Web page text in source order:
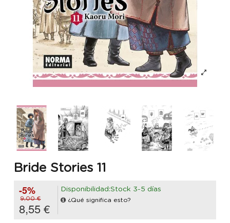
Bride Stories 11
-5%
9,00 €
8,55 €
Disponibilidad:Stock 3-5 días
¿Qué significa esto?